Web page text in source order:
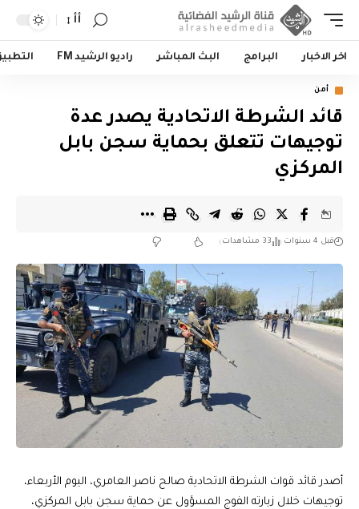
أأ
اخر الاخبار البرامج البث المباشر راديو الرشيد FM
أمن
قائد الشرطة الاتحادية يصدر عدة
توجيهات تتعلق بحماية سجن بابل
المركزي
قبل 4 سنوات 33 مشاهدات
أصدر قائد قوات الشرطة الاتحادية صالح ناصر العامري، اليوم الأربعاء،
توجيهات خلال زيارته الفوج المسؤول عن حماية سجن بابل المركزي،